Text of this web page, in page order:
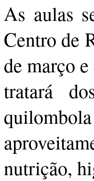
As aulas
Centro de
de março
tratará
nutrição,